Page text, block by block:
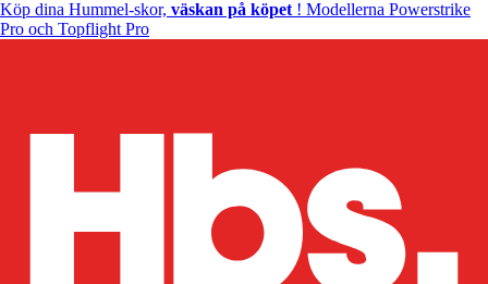
Köp dina Hummel-skor, väskan på köpet ! Modellerna Powerstrike
Pro och Topflight Pro